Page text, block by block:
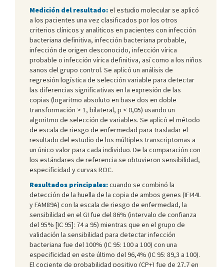
Medición del resultado:el estudio molecular se aplicó
a los pacientes una vez clasificados por los otros
criterios clínicos y analíticos en pacientes con infección
bacteriana definitiva, infección bacteriana probable,
infección de origen desconocido, infección vírica
probable o infección vírica definitiva, así como a los niños
sanos del grupo control. Se aplicó un análisis de
regresión logística de selección variable para detectar
las diferencias significativas en la expresión de las
copias (logaritmo absoluto en base dos en doble
transformación > 1, bilateral, p < 0,05) usando un
algoritmo de selección de variables. Se aplicó el método
de escala de riesgo de enfermedad para trasladar el
resultado del estudio de los múltiples transcriptomas a
un único valor para cada individuo. De la comparación con
los estándares de referencia se obtuvieron sensibilidad,
especificidad y curvas ROC.
Resultados principales:cuando se combinó la
detección de la huella de la copia de ambos genes (IFI44L
y FAM89A) con la escala de riesgo de enfermedad, la
sensibilidad en el GI fue del 86% (intervalo de confianza
del 95% [IC 95]: 74 a 95) mientras que en el grupo de
validación la sensibilidad para detectar infección
bacteriana fue del 100% (IC 95: 100 a 100) con una
especificidad en este último del 96,4% (IC 95: 89,3 a 100).
El cociente de probabilidad positivo (CP+) fue de 27,7 en